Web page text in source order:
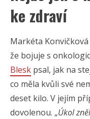
ke zdraví
Markéta
že bojuje s
Blesk psal, jak na
co měla kvůli své
deset kilo. V jejím
dovolenou. „Úkol